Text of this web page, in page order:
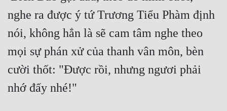
nghe ra được ý tứ Trương Tiểu Phàm định
nói, không hẳn là sẽ cam tâm nghe theo
mọi sự phán xử của thanh vân môn, bèn
cười thốt: "Được rồi, nhưng ngươi phải
nhớ đấy nhé!"